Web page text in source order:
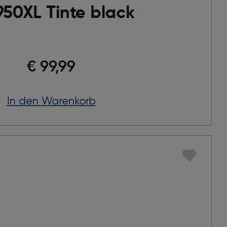
Tinte black
€ 99,99
in den Warenkorb